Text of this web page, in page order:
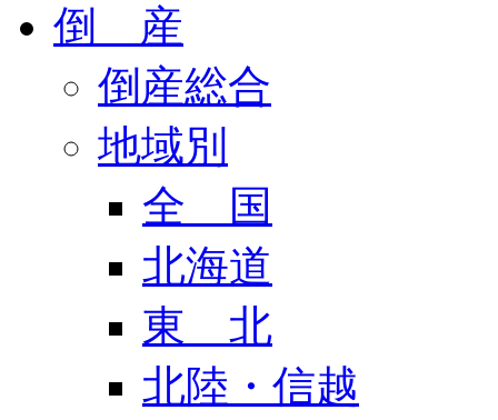
倒 産
倒産総合
地域別
全 国
北海道
東 北
北陸・信越